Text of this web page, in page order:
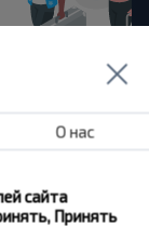
и
О нас
сайта
Принять